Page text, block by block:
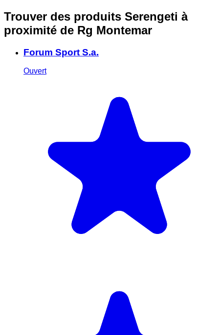
Trouver des produits Serengeti à
proximité de Rg Montemar
Forum Sport S.a.
Ouvert